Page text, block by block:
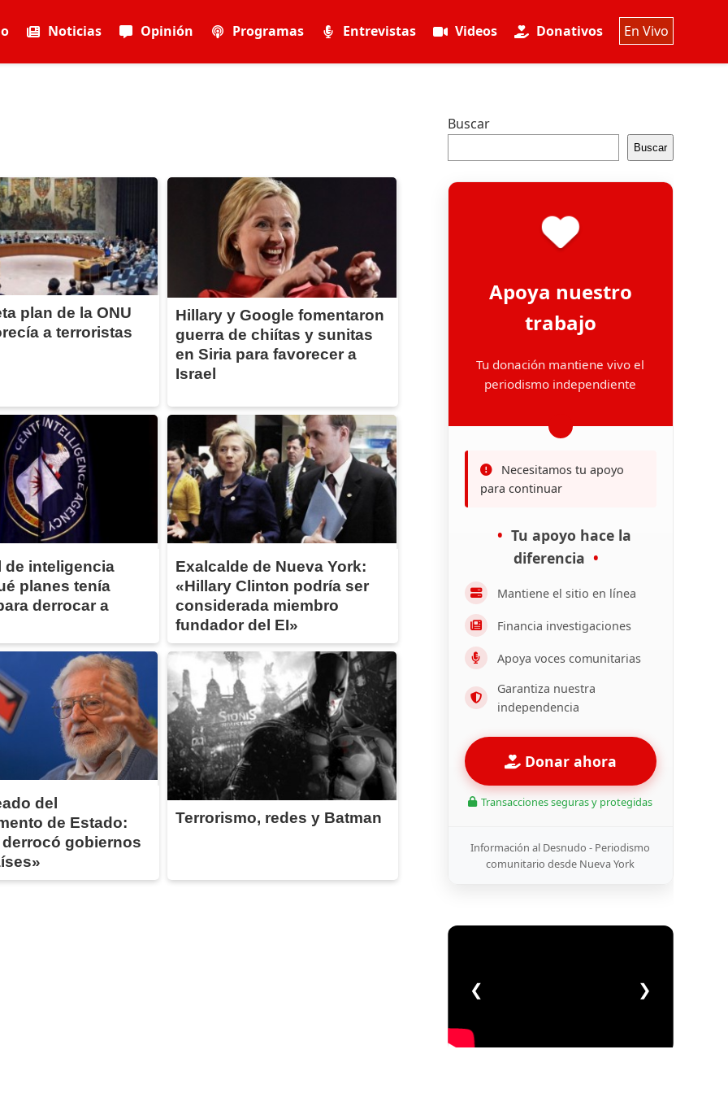
Noticias Opinión Programas Entrevistas Videos Donativos En Vivo
plan de la ONU
a terroristas
Hillary y Google fomentaron
guerra de chiítas y sunitas
en Siria para favorecer a
Israel
de inteligencia
planes tenía
derrocar a
Exalcalde de Nueva York:
«Hillary Clinton podría ser
considerada miembro
fundador del EI»
del
de Estado:
derrocó gobiernos
Terrorismo, redes y Batman
Buscar
Buscar
Apoya nuestro
trabajo
Tu donación mantiene vivo el
periodismo independiente
Necesitamos tu apoyo
para continuar
Tu apoyo hace la
diferencia
Mantiene el sitio en línea
Financia investigaciones
Apoya voces comunitarias
Garantiza nuestra
independencia
Donar ahora
Transacciones seguras y protegidas
Información al Desnudo - Periodismo
comunitario desde Nueva York
❮ ❯